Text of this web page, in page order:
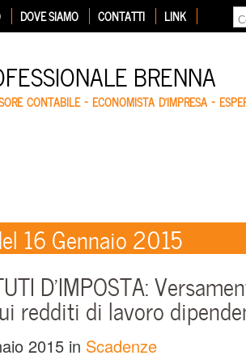
DOVE SIAMO CONTATTI LINK
BRENNA
CONTABILE – ECONOMISTA D'IMPRESA –
16 Gennaio 2015
D’IMPOSTA:
redditi di lavoro
2015 in Scadenze